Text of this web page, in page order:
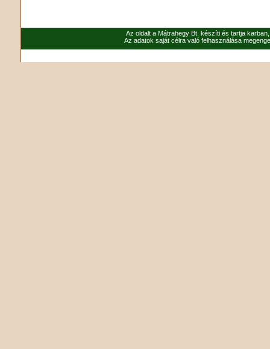
Az oldalt a Mátrahegy Bt. készíti és tartja
Az adatok saját célra való felhasználása